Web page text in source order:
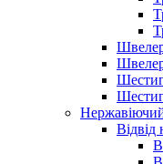
Відвід